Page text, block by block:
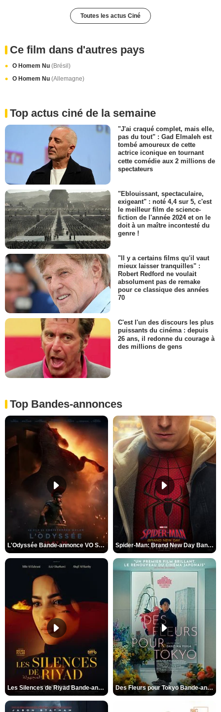
Toutes les actus Ciné
Ce film dans d'autres pays
O Homem Nu (Brésil)
O Homem Nu (Allemagne)
Top actus ciné de la semaine
"J'ai craqué complet, mais elle,
pas du tout" : Gad Elmaleh est
tombé amoureux de cette
actrice iconique en tournant
cette comédie aux 2 millions de
spectateurs
"Eblouissant, spectaculaire,
exigeant" : noté 4,4 sur 5, c'est
le meilleur film de science-
fiction de l'année 2024 et on le
doit à un maître incontesté du
genre !
"Il y a certains films qu'il vaut
mieux laisser tranquilles" :
Robert Redford ne voulait
absolument pas de remake
pour ce classique des années
70
C'est l'un des discours les plus
puissants du cinéma : depuis
26 ans, il redonne du courage à
des millions de gens
Top Bandes-annonces
L'Odyssée Bande-annonce VO STFR Spider-Man: Brand New Day Bande-annonce VO STFR
Les Silences de Riyad Bande-annonce VO STFR Des Fleurs pour Tokyo Bande-annonce VO STFR